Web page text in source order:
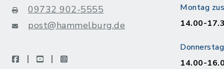
09732 902-5555
post@hammelburg.de
facebookyoutubeinstagram
Montag
14.00-
14.00-